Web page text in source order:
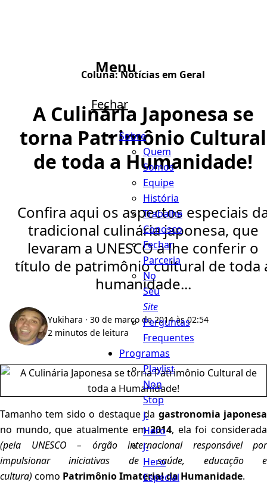
Menu
Fechar
Sobre
Quem
Somos
Equipe
História
Trabalhe
Conosco
Fechar
Parceria
No
Seu
Site
Perguntas
Frequentes
Programas
Playlist
Non
Stop
J-
Hero
J-
Hero
Especial
Coluna:Notícias em Geral
A Culinária Japonesa se
torna Patrimônio Cultural
de toda a Humanidade!
Confira aqui os aspectos especiais
tradicional culinária japonesa, que
levaram a UNESCO a lhe conferir o
título de patrimônio cultural de toda
humanidade...
Yukihara · 30 de março de 2014 às 02:54
2 minutos de leitura
Tamanho tem sido o destaque da gastronomia japonesa
no mundo, que atualmente em2014, ela foi considerada
(pela UNESCO – órgão internacional responsável por
impulsionar iniciativas de saúde, educação e
cultura) como Patrimônio Imaterial da Humanidade.